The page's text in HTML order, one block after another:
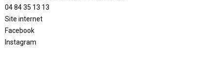
04 84 35 13 13
Site internet
Facebook
Instagram